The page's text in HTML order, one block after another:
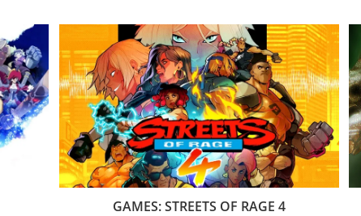
GAMES: STREETS OF RAGE 4